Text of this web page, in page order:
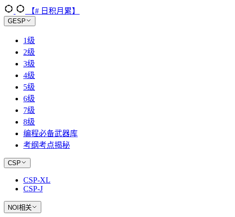
【# 日积月累】
GESP
1级
2级
3级
4级
5级
6级
7级
8级
编程必备武器库
考纲考点揭秘
CSP
CSP-XL
CSP-J
NOI相关